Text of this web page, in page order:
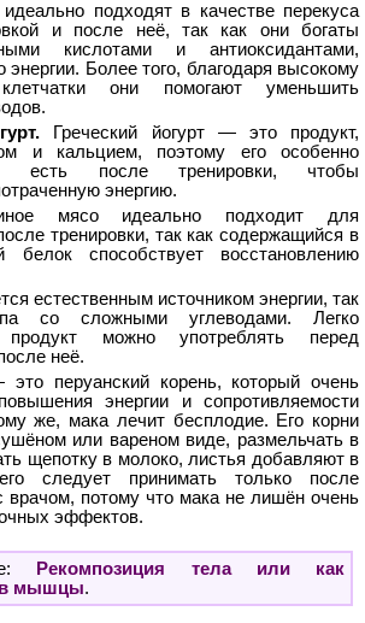
подходят в качестве перекуса
и после неё, так как они богаты
кислотами и антиоксидантами,
Более того, благодаря высокому
они помогают уменьшить
Греческий йогурт — это продукт,
и кальцием, поэтому его особенно
есть после тренировки, чтобы
энергию.
мясо идеально подходит для
тренировки, так как содержащийся в
белок способствует восстановлению
естественным источником энергии, так
со сложными углеводами. Легко
продукт можно употреблять перед
неё.
перуанский корень, который очень
энергии и сопротивляемости
же, мака лечит бесплодие. Его корни
или вареном виде, размельчать в
щепотку в молоко, листья добавляют в
следует принимать только после
врачом, потому что мака не лишён очень
эффектов.
Рекомпозиция тела или как
в мышцы.